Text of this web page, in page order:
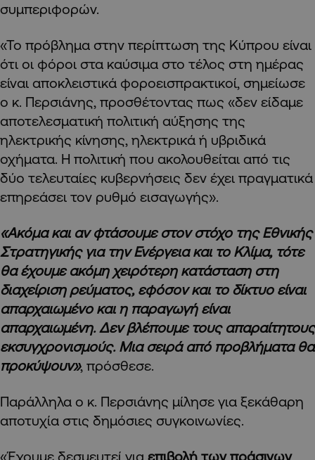
συμπεριφορών.
«Το πρόβλημα στην περίπτωση της Κύπρου είναι
ότι οι φόροι στα καύσιμα στο τέλος στη ημέρας
είναι αποκλειστικά φοροεισπρακτικοί, σημείωσε
ο κ. Περσιάνης, προσθέτοντας πως «δεν είδαμε
αποτελεσματική πολιτική αύξησης της
ηλεκτρικής κίνησης, ηλεκτρικά ή υβριδικά
οχήματα. Η πολιτική που ακολουθείται από τις
δύο τελευταίες κυβερνήσεις δεν έχει πραγματικά
επηρεάσει τον ρυθμό εισαγωγής».
«Ακόμα και αν φτάσουμε στον στόχο της Εθνικής
Στρατηγικής για την Ενέργεια και το Κλίμα, τότε
θα έχουμε ακόμη χειρότερη κατάσταση στη
διαχείριση ρεύματος, εφόσον και το δίκτυο είναι
απαρχαιωμένο και η παραγωγή είναι
απαρχαιωμένη. Δεν βλέπουμε τους απαραίτητους
εκσυγχρονισμούς. Μια σειρά από προβλήματα θα
προκύψουν», πρόσθεσε.
Παράλληλα ο κ. Περσιάνης μίλησε για ξεκάθαρη
αποτυχία στις δημόσιες συγκοινωνίες.
«Έχουμε δεσμευτεί για επιβολή των πράσινων